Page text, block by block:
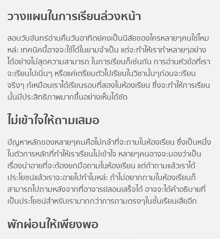
วางแผนในการเรียนล่วงหน้า
สอบวันจันทร์อ่านคืนวันอาทิตย์คงเป็นนิสัยของใครหลายๆคนใช่ไหม
หล่ะ เทคนิคนี้อาจจะใช้ได้ในยามจำเป็น แต่จะทำให้เราทำหลายๆอย่าง
ได้อย่างไม่สุดความสามารถ ในการเรียนก็เช่นกัน การอ่านหัวข้อที่เรา
จะเรียนไปเนิ่นๆ หรือแค่เตรียมตัวไปเรียนในวิชานั้นๆก่อนจะเรียน
จริงๆ ก้เหมือนเราได้เรียนรอบที่สองในห้องเรียน ซึ่งจะทำให้การเรียน
นั้นมีประสิทธิภาพมากขึ้นอย่างเห็นได้ชัด
ไม่เข้าใจให้ถามเสมอ
ปัญหาหลักของหลายๆคนคือไม่กล้าที่จะถามในห้องเรียน ซึ่งเป็นหนึ่ง
ในตัวการหลักที่ทำให้เราเรียนไม่เข้าใจ หลายๆคนอาจจะมองว่าเป็น
เรื่องน่าอายที่จะต้องยกมือถามในห้องเรียน แต่ถ้าถามแล้วเราได้
ประโยชน์แล้วเราจะอายไปทำไมหล่ะ ถ้าไม่อยากถามในห้องเรียนก็
สามารถไปถามหลังจากที่อาจารย์สอนเสร็จได้ อาจจะได้คำอธิบายที่
เป็นประโยชน์สำหรับเรามากกว่าการถามตรงๆในชั้นเรียนเสียอีก
พักผ่อนให้เพียงพอ